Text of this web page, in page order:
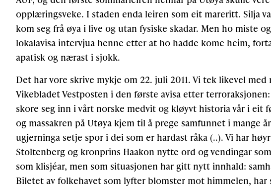
opplæringsveke. I staden enda leiren som eit mareritt. Silja
kom seg frå øya i live og utan fysiske skadar. Men ho miste
lokalavisa intervjua henne etter at ho hadde kome heim,
apatisk og nærast i sjokk.
Det har vore skrive mykje om 22. juli 2011. Vi tek likevel
Vikebladet Vestposten i den første avisa etter terroraksjonen:
skore seg inn i vårt norske medvit og kløyvt historia vår i eit
og massakren på Utøya kjem til å prege samfunnet i mange
ugjerninga setje spor i dei som er hardast råka (..). Vi har
Stoltenberg og kronprins Haakon nytte ord og vendingar
som klisjéar, men som situasjonen har gitt nytt innhald:
Biletet av folkehavet som lyfter blomster mot himmelen, har